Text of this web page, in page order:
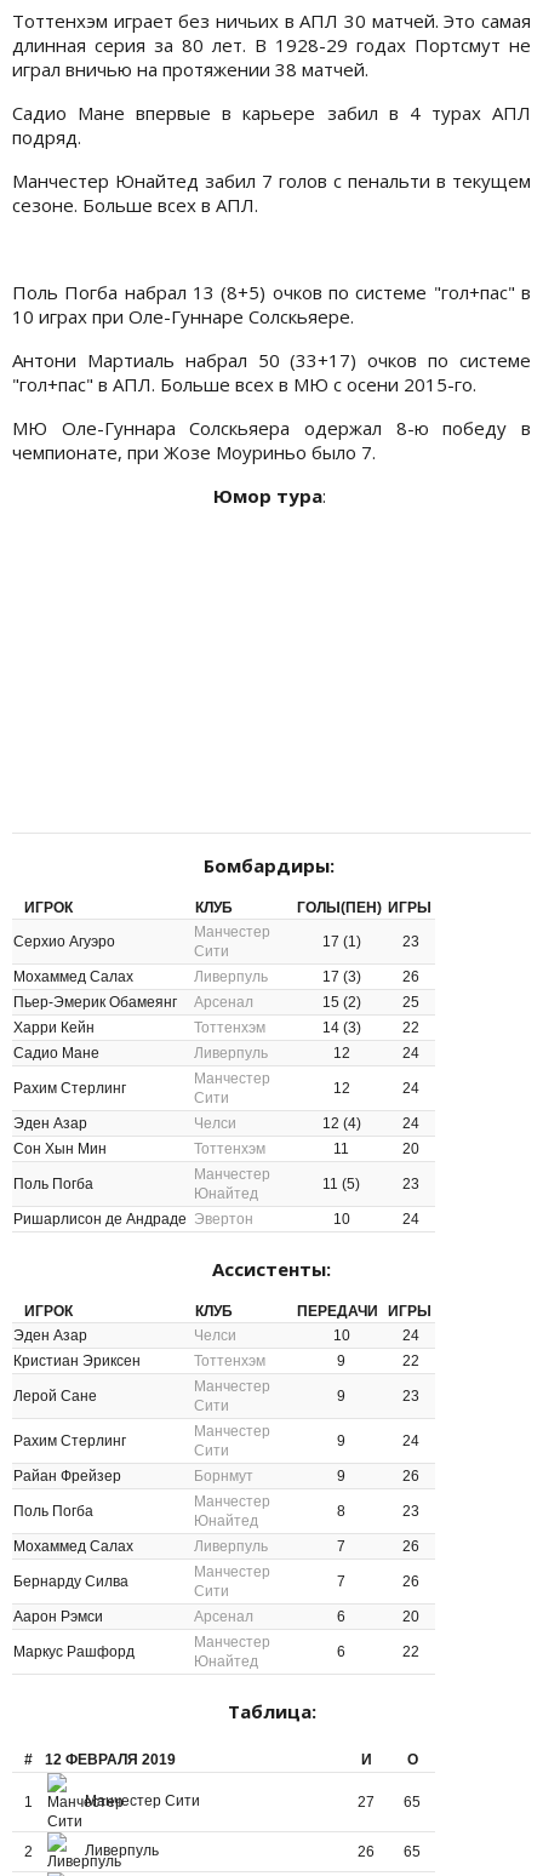
Тоттенхэм играет без ничьих в АПЛ 30 матчей. Это самая
длинная серия за 80 лет. В 1928-29 годах Портсмут не
играл вничью на протяжении 38 матчей.
Садио Мане впервые в карьере забил в 4 турах АПЛ
подряд.
Манчестер Юнайтед забил 7 голов с пенальти в текущем
сезоне. Больше всех в АПЛ.
Поль Погба набрал 13 (8+5) очков по системе "гол+пас" в
10 играх при Оле-Гуннаре Солскьяере.
Антони Мартиаль набрал 50 (33+17) очков по системе
"гол+пас" в АПЛ. Больше всех в МЮ с осени 2015-го.
МЮ Оле-Гуннара Солскьяера одержал 8-ю победу в
чемпионате, при Жозе Моуриньо было 7.
Юмор тура:
Бомбардиры:
ИГРОК КЛУБ ГОЛЫ(ПЕН) ИГРЫ
Серхио Агуэро
Манчестер
Сити
17 (1) 23
Мохаммед Салах Ливерпуль 17 (3)
26
Пьер-Эмерик Обамеянг
Арсенал 15 (2)
25
Харри Кейн
Тоттенхэм 14 (3)
22
Садио Мане
Ливерпуль 12 24
Рахим Стерлинг
Манчестер
Сити
12 24
Эден Азар Челси 12 (4)
24
Сон Хын Мин
Тоттенхэм 11 20
Поль Погба
Манчестер
Юнайтед
11 (5) 23
Ришарлисон де Андраде Эвертон 10 24
Ассистенты:
ИГРОК КЛУБ ПЕРЕДАЧИ
ИГРЫ
Эден Азар
Челси 10
24
Кристиан Эриксен
Тоттенхэм 9 22
Лерой Сане
Манчестер
Сити
9 23
Рахим Стерлинг
Манчестер
Сити
9 24
Райан Фрейзер Борнмут 9 26
Поль Погба
Манчестер
Юнайтед
8 23
Мохаммед Салах Ливерпуль 7 26
Бернарду Силва
Манчестер
Сити
7 26
Аарон Рэмси Арсенал 6 20
Маркус Рашфорд
Манчестер
Юнайтед
6 22
Таблица:
# 12 ФЕВРАЛЯ 2019 И О
1 Манчестер Сити 27 65
2 Ливерпуль 26 65